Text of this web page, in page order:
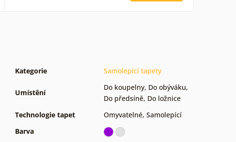
Kategorie Samolepící tapety
Umístění
Do koupelny, Do obýváku,
Do předsíně, Do ložnice
Technologie tapet
Omyvatelné, Samolepící
Barva